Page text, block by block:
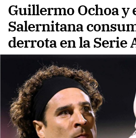
Guillermo Ochoa y
Salernitana
derrota en la Serie